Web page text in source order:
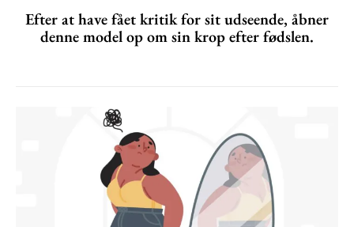
Efter at have fået kritik for sit udseende, åbner
denne model op om sin krop efter fødslen.